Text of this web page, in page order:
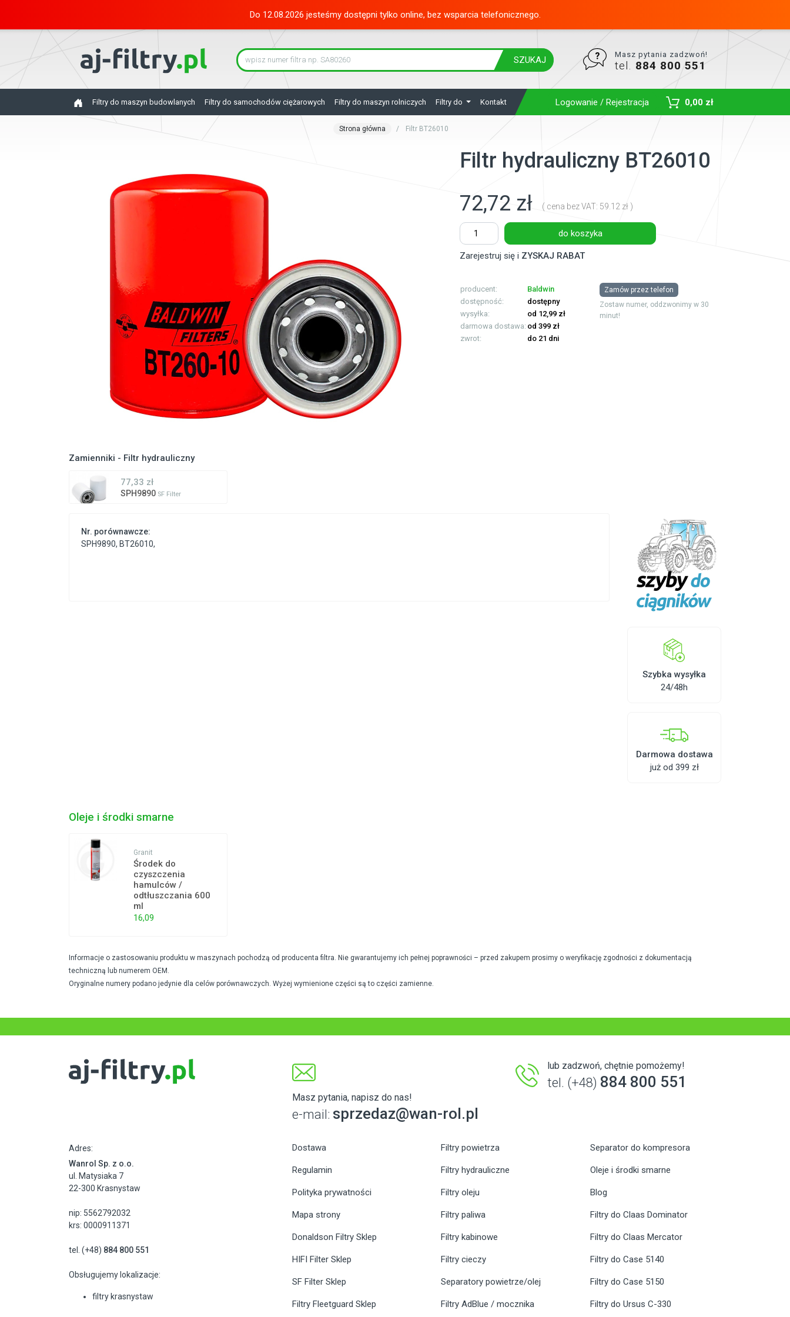
Do 12.08.2026 jesteśmy dostępni tylko online, bez wsparcia telefonicznego.
SZUKAJ
Masz pytania zadzwoń!
tel. 884 800 551
Filtry do maszyn budowlanych Filtry do samochodów ciężarowych Filtry do maszyn rolniczych Filtry do Kontakt Logowanie / Rejestracja 0,00 zł
Strona główna Filtr BT26010
Filtr hydrauliczny BT26010
72,72 zł
( cena bez VAT: 59.12 zł )
do koszyka
Zarejestruj się i ZYSKAJ RABAT
producent:
Baldwin
dostępność:
dostępny
wysyłka:
od 12,99 zł
darmowa dostawa: od 399 zł
zwrot:
do 21 dni
Zamów przez telefon
Zostaw numer, oddzwonimy w 30
minut!
Zamienniki - Filtr hydrauliczny
77,33 zł
SPH9890 SF Filter
Nr. porównawcze:
SPH9890, BT26010,
Szybka wysyłka
24/48h
Darmowa dostawa
już od 399 zł
Oleje i środki smarne
Granit
Środek do
czyszczenia
hamulców /
odtłuszczania 600
ml
16,09
Informacje o zastosowaniu produktu w maszynach pochodzą od producenta filtra. Nie gwarantujemy ich pełnej poprawności – przed zakupem prosimy o weryfikację zgodności z dokumentacją
techniczną lub numerem OEM.
Oryginalne numery podano jedynie dla celów porównawczych. Wyżej wymienione części są to części zamienne.
Masz pytania, napisz do nas!
e-mail: sprzedaz@wan-rol.pl
lub zadzwoń, chętnie pomożemy!
tel. (+48) 884 800 551
Adres:
Wanrol Sp. z o.o.
ul. Matysiaka 7
22-300 Krasnystaw
nip: 5562792032
krs: 0000911371
tel. (+48) 884 800 551
Obsługujemy lokalizacje:
filtry krasnystaw
Dostawa
Regulamin
Polityka prywatności
Mapa strony
Donaldson Filtry Sklep
HIFI Filter Sklep
SF Filter Sklep
Filtry Fleetguard Sklep
Filtry powietrza
Filtry hydrauliczne
Filtry oleju
Filtry paliwa
Filtry kabinowe
Filtry cieczy
Separatory powietrze/olej
Filtry AdBlue / mocznika
Separator do kompresora
Oleje i środki smarne
Blog
Filtry do Claas Dominator
Filtry do Claas Mercator
Filtry do Case 5140
Filtry do Case 5150
Filtry do Ursus C-330